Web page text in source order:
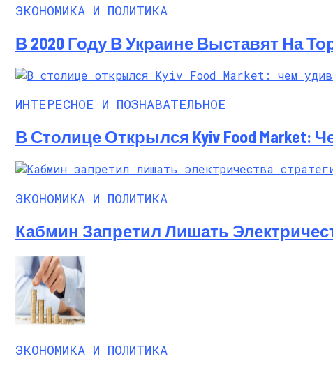
ЭКОНОМИКА И ПОЛИТИКА
В 2020 Году В Украине Выставят На
ИНТЕРЕСНОЕ И ПОЗНАВАТЕЛЬНОЕ
В Столице Открылся Kyiv Food Market:
ЭКОНОМИКА И ПОЛИТИКА
Кабмин Запретил Лишать
ЭКОНОМИКА И ПОЛИТИКА